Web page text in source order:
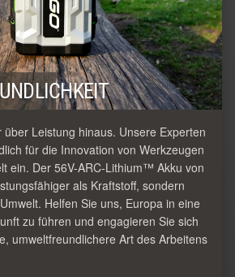
über Leistung hinaus. Unsere Experten
für die Innovation von Werkzeugen
ein. Der 56V-ARC-Lithium™ Akku von
als Kraftstoff, sondern
Helfen Sie uns, Europa in eine
zu führen und engagieren Sie sich
umweltfreundlichere Art des Arbeitens